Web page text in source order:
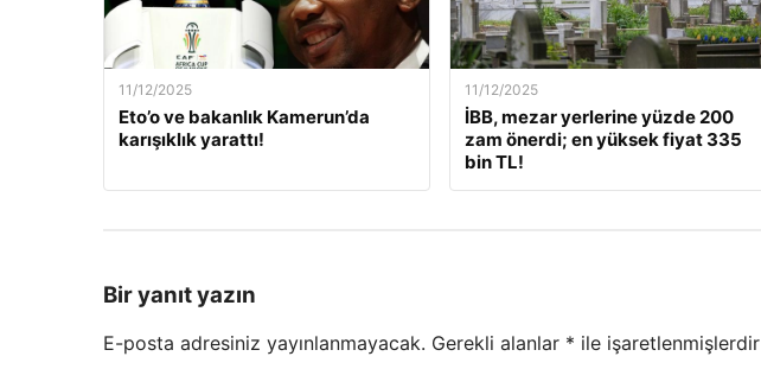
11/12/2025
Eto’o ve bakanlık Kamerun’da
karışıklık yarattı!
11/12/2025
İBB, mezar yerlerine yüzde 200
zam önerdi; en yüksek fiyat 335
bin TL!
Bir yanıt yazın
E-posta adresiniz yayınlanmayacak. Gerekli alanlar * ile işaretlenmişlerdir